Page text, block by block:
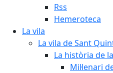
Rss
Hemeroteca
La vila
La vila de Sant
La història de
Mil·lenari